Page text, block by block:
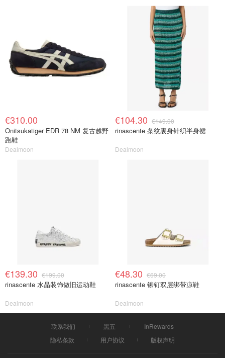
€310.00
Onitsukatiger EDR 78 NM 复古越野
跑鞋
Dealmoon
€104.30 €149.00
rinascente 条纹裹身针织半身裙
Dealmoon
€139.30 €199.00
rinascente 水晶装饰做旧运动鞋
Dealmoon
€48.30 €69.00
rinascente 铆钉双层绑带凉鞋
Dealmoon
联系我们 黑五
InRewards
隐私条款
用户协议 版权声明